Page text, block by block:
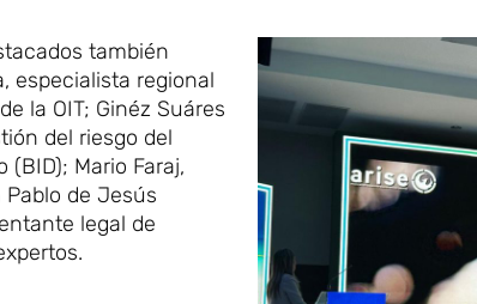
también
especialista regional
la OIT; Ginéz Suáres
del riesgo del
Mario Faraj,
Pablo de Jesús
legal de